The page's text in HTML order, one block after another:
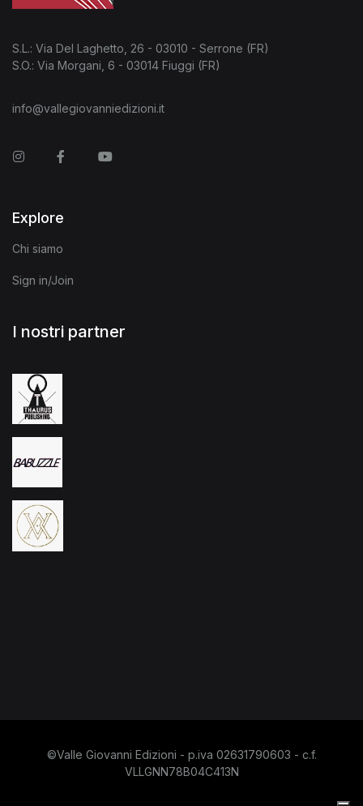
S.L.: Via Del Laghetto, 26 - 03010 - Serrone (FR)
S.O.: Via Morgani, 6 - 03014 Fiuggi (FR)
info@vallegiovanniedizioni.it
InstagramFacebookYou Tube
Explore
Chi siamo
Sign in/Join
I nostri partner
©Valle Giovanni Edizioni - p.iva 02631790603 - c.f.
VLLGNN78B04C413N